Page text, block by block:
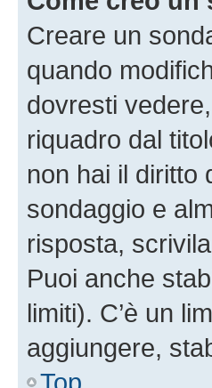
Creare un
quando
dovresti
riquadro dal
non hai il diritto
sondaggio e
risposta,
Puoi anche
limiti). C’è un
aggiungere,